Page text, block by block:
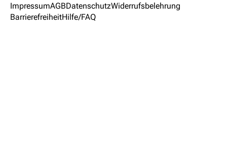
ImpressumAGBDatenschutzWiderrufsbelehrung
BarrierefreiheitHilfe/FAQ